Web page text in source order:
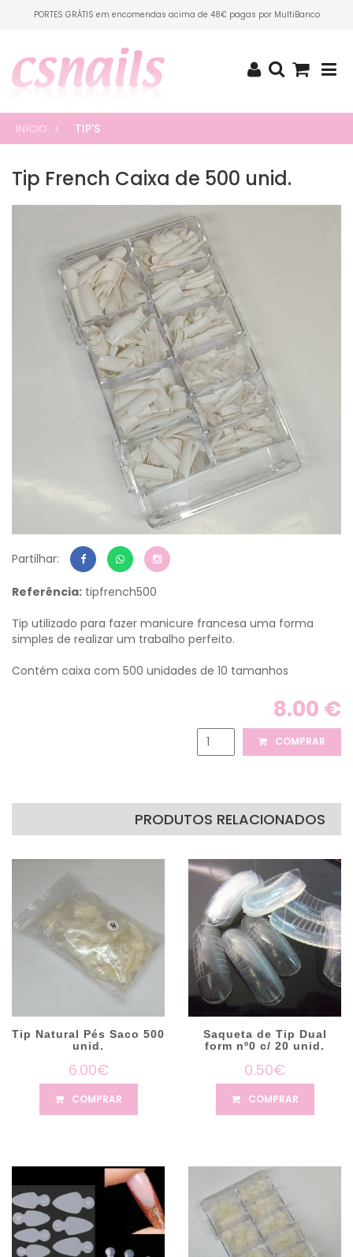
PORTES GRÁTIS em encomendas acima de 48€ pagas por MultiBanco
INÍCIO TIP'S
Tip French Caixa de 500 unid.
Partilhar:
Referência: tipfrench500
Tip utilizado para fazer manicure francesa uma forma
simples de realizar um trabalho perfeito.
Contém caixa com 500 unidades de 10 tamanhos
8.00 €
COMPRAR
PRODUTOS RELACIONADOS
Tip Natural Pés Saco 500
unid.
6.00€
COMPRAR
Saqueta de Tip Dual
form nº0 c/ 20 unid.
0.50€
COMPRAR